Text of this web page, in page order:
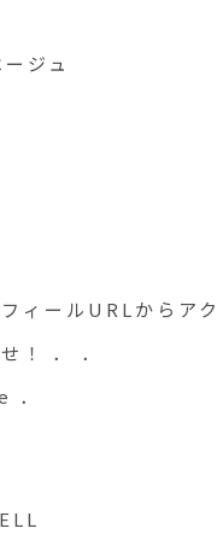
ジュ
ィールURLからア
！ ． ．